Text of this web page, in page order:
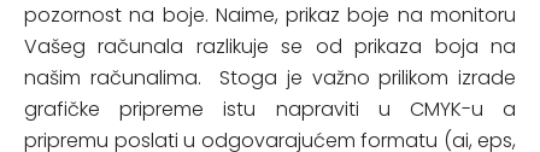
pozornost na boje. Naime, prikaz boje na monitoru
Vašeg računala razlikuje se od prikaza boja na
našim računalima. Stoga je važno prilikom izrade
grafičke pripreme istu napraviti u CMYK-u a
pripremu poslati u odgovarajućem formatu (ai, eps,